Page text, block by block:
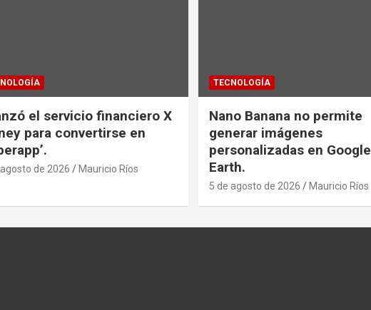
el servicio financiero X
para convertirse en
de 2026 Mauricio Ríos
TECNOLOGÍA
Nano Banana no permite
generar imágenes
personalizadas en Google
Earth.
5 de agosto de 2026 Mauricio Ríos